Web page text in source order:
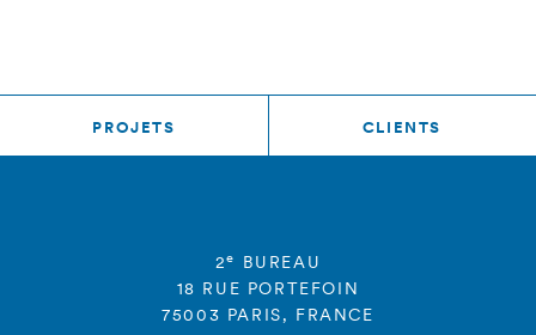
PROJETS CLIENTS
2e
BUREAU
18 RUE PORTEFOIN
75003 PARIS, FRANCE